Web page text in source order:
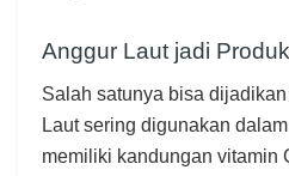
Anggur Laut jadi
Salah satunya bisa
Laut sering digunakan
memiliki kandungan vitamin